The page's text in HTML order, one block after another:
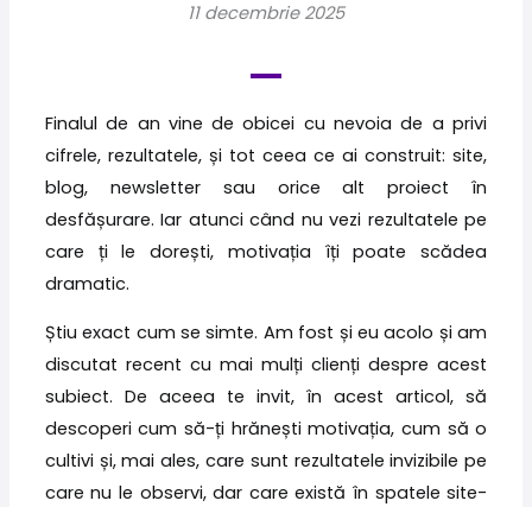
11 decembrie 2025
Finalul de an vine de obicei cu nevoia de a privi
cifrele, rezultatele, și tot ceea ce ai construit: site,
blog, newsletter sau orice alt proiect în
desfășurare. Iar atunci când nu vezi rezultatele pe
care ți le dorești, motivația îți poate scădea
dramatic.
Știu exact cum se simte. Am fost și eu acolo și am
discutat recent cu mai mulți clienți despre acest
subiect. De aceea te invit, în acest articol, să
descoperi cum să-ți hrănești motivația, cum să o
cultivi și, mai ales, care sunt rezultatele invizibile pe
care nu le observi, dar care există în spatele site-